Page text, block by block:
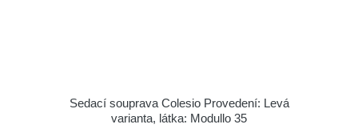
Sedací souprava Colesio Provedení: Levá
varianta, látka: Modullo 35